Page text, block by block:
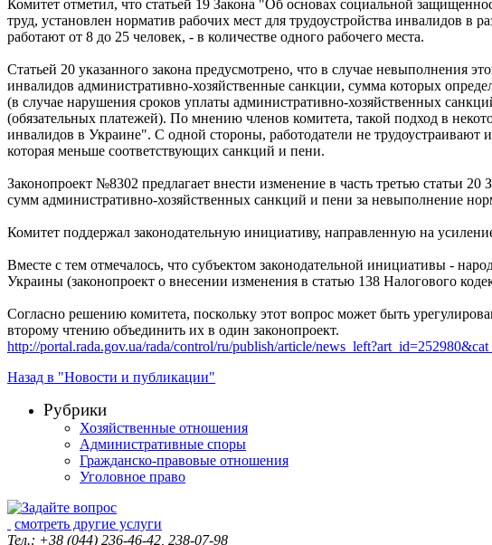
Комитет отметил, что статьей 19 Закона "Об основах социальной
труд, установлен норматив рабочих мест для трудоустройства инвалидов в
работают от 8 до 25 человек, - в количестве одного рабочего места.
Статьей 20 указанного закона предусмотрено, что в случае невыполнения
инвалидов административно-хозяйственные санкции, сумма которых
(в случае нарушения сроков уплаты административно-хозяйственных
(обязательных платежей). По мнению членов комитета, такой подход в
инвалидов в Украине". С одной стороны, работодатели не
которая меньше соответствующих санкций и пени.
Законопроект №8302 предлагает внести изменение в часть третью статьи
сумм административно-хозяйственных санкций и пени за невыполнение
Комитет поддержал законодательную инициативу, направленную на
Вместе с тем отмечалось, что субъектом законодательной инициативы -
Украины (законопроект о внесении изменения в статью 138 Налогового
Согласно решению комитета, поскольку этот вопрос может быть
второму чтению объединить их в один законопроект.
http://portal.rada.gov.ua/rada/control/ru/publish/article/
Назад в "Новости и публикации"
Рубрики
Хозяйственные отношения
Административные споры
Гражданско-правовые отношения
Уголовное право
смотреть другие услуги
Тел.: +38 (044) 236-46-42, 238-07-98